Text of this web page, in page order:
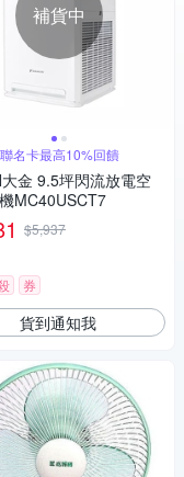
補貨中
名卡最高10%回饋
大金 9.5坪閃流放電空
MC40USCT7
$5,937
券
貨到通知我